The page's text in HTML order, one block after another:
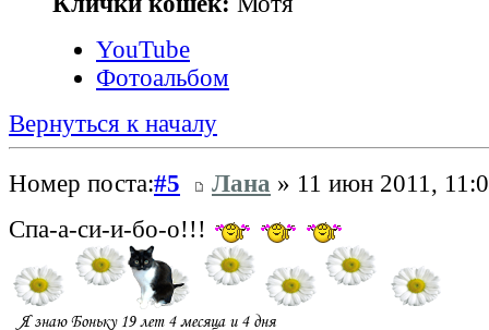
YouTube
Фотоальбом
Вернуться к началу
Номер поста:#5 Лана » 11 июн 2011,
Спа-а-си-и-бо-о!!!